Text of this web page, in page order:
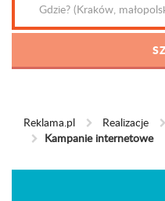
Reklama.pl Realizacje
Kampanie internetowe